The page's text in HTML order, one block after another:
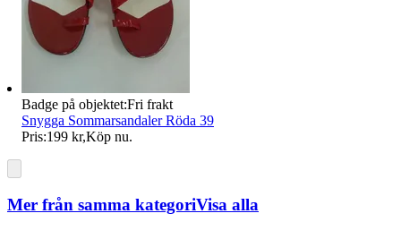
Badge på objektet:Fri frakt
Snygga Sommarsandaler Röda 39
Pris:199 kr,Köp nu.
Mer från samma kategoriVisa alla